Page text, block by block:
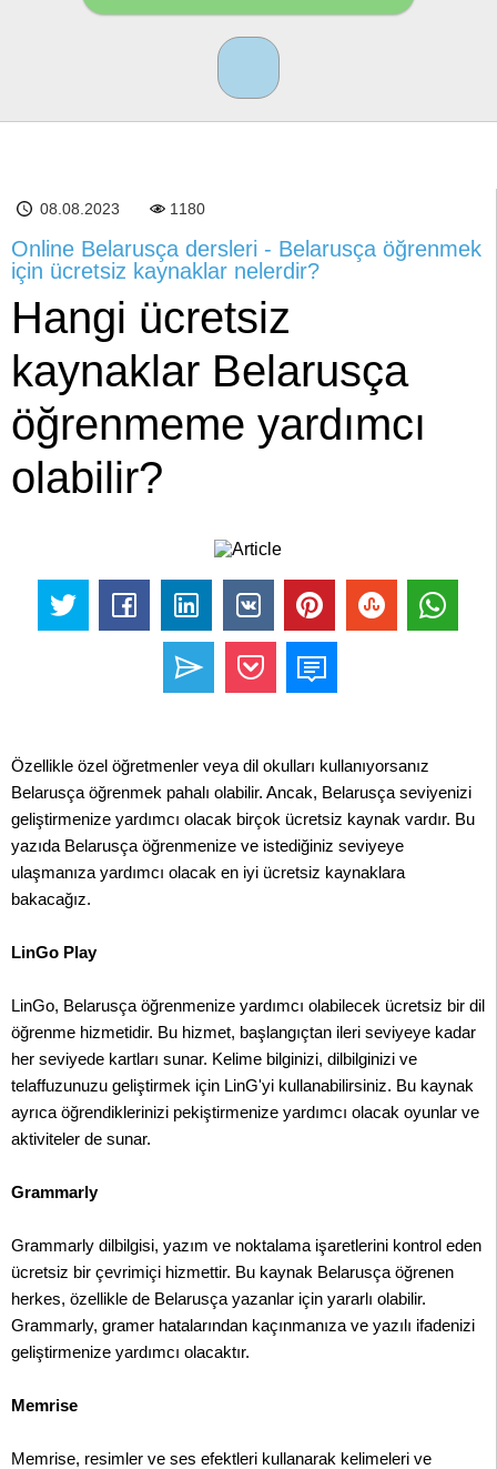
08.08.2023 1180
Online Belarusça dersleri - Belarusça öğrenmek
için ücretsiz kaynaklar nelerdir?
Hangi ücretsiz
kaynaklar Belarusça
öğrenmeme yardımcı
olabilir?
Özellikle özel öğretmenler veya dil okulları kullanıyorsanız
Belarusça öğrenmek pahalı olabilir. Ancak, Belarusça seviyenizi
geliştirmenize yardımcı olacak birçok ücretsiz kaynak vardır. Bu
yazıda Belarusça öğrenmenize ve istediğiniz seviyeye
ulaşmanıza yardımcı olacak en iyi ücretsiz kaynaklara
bakacağız.
LinGo Play
LinGo, Belarusça öğrenmenize yardımcı olabilecek ücretsiz bir dil
öğrenme hizmetidir. Bu hizmet, başlangıçtan ileri seviyeye kadar
her seviyede kartları sunar. Kelime bilginizi, dilbilginizi ve
telaffuzunuzu geliştirmek için LinG'yi kullanabilirsiniz. Bu kaynak
ayrıca öğrendiklerinizi pekiştirmenize yardımcı olacak oyunlar ve
aktiviteler de sunar.
Grammarly
Grammarly dilbilgisi, yazım ve noktalama işaretlerini kontrol eden
ücretsiz bir çevrimiçi hizmettir. Bu kaynak Belarusça öğrenen
herkes, özellikle de Belarusça yazanlar için yararlı olabilir.
Grammarly, gramer hatalarından kaçınmanıza ve yazılı ifadenizi
geliştirmenize yardımcı olacaktır.
Memrise
Memrise, resimler ve ses efektleri kullanarak kelimeleri ve